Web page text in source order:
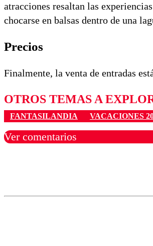
atracciones resaltan las
chocarse en balsas dentro de una
Precios
Finalmente, la venta de entradas
OTROS TEMAS A
FANTASILANDIA VACACIONES
Ver comentarios